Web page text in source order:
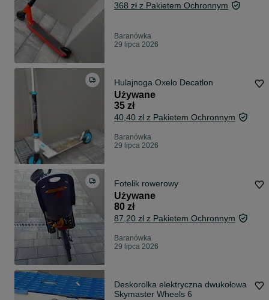
368 zł z Pakietem Ochronnym
Baranówka
29 lipca 2026
Hulajnoga Oxelo Decatlon
Używane
35 zł
40,40 zł z Pakietem Ochronnym
Baranówka
29 lipca 2026
Fotelik rowerowy
Używane
80 zł
87,20 zł z Pakietem Ochronnym
Baranówka
29 lipca 2026
Deskorolka elektryczna dwukołowa
Skymaster Wheels 6